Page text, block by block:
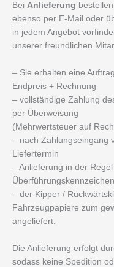
Bei Anlieferung
ebenso per E-Mail oder
in jedem Angebot
unserer freundlichen
– Sie erhalten eine
Endpreis + Rechnung
– vollständige Zahlung
per Überweisung
(Mehrwertsteuer auf
– nach Zahlungseingang
Liefertermin
– Anlieferung in der
Überführungskennzeichen
– der Kipper /
Fahrzeugpapiere zum
angeliefert.
Die Anlieferung erfolgt
sodass keine Spedition